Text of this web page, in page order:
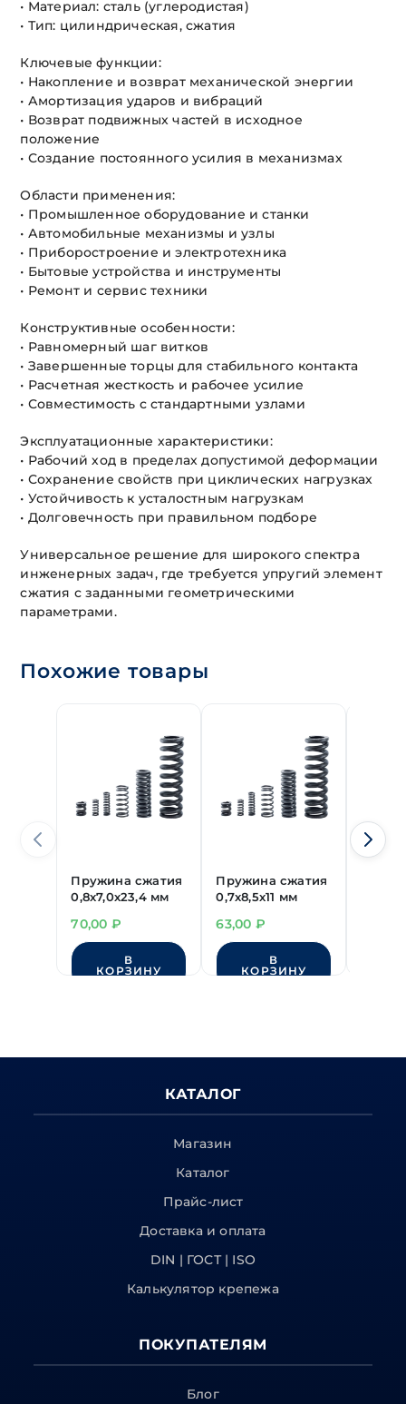
• Материал: сталь (углеродистая)
• Тип: цилиндрическая, сжатия
Ключевые функции:
• Накопление и возврат механической энергии
• Амортизация ударов и вибраций
• Возврат подвижных частей в исходное
положение
• Создание постоянного усилия в механизмах
Области применения:
• Промышленное оборудование и станки
• Автомобильные механизмы и узлы
• Приборостроение и электротехника
• Бытовые устройства и инструменты
• Ремонт и сервис техники
Конструктивные особенности:
• Равномерный шаг витков
• Завершенные торцы для стабильного контакта
• Расчетная жесткость и рабочее усилие
• Совместимость с стандартными узлами
Эксплуатационные характеристики:
• Рабочий ход в пределах допустимой деформации
• Сохранение свойств при циклических нагрузках
• Устойчивость к усталостным нагрузкам
• Долговечность при правильном подборе
Универсальное решение для широкого спектра
инженерных задач, где требуется упругий элемент
сжатия с заданными геометрическими
параметрами.
Похожие товары
Пружина сжатия
0,8х7,0х23,4 мм
70,00 ₽
В
КОРЗИНУ
Пружина сжатия
0,7х8,5х11 мм
63,00 ₽
В
КОРЗИНУ
КАТАЛОГ
Магазин
Каталог
Прайс-лист
Доставка и оплата
DIN | ГОСТ | ISO
Калькулятор крепежа
ПОКУПАТЕЛЯМ
Блог